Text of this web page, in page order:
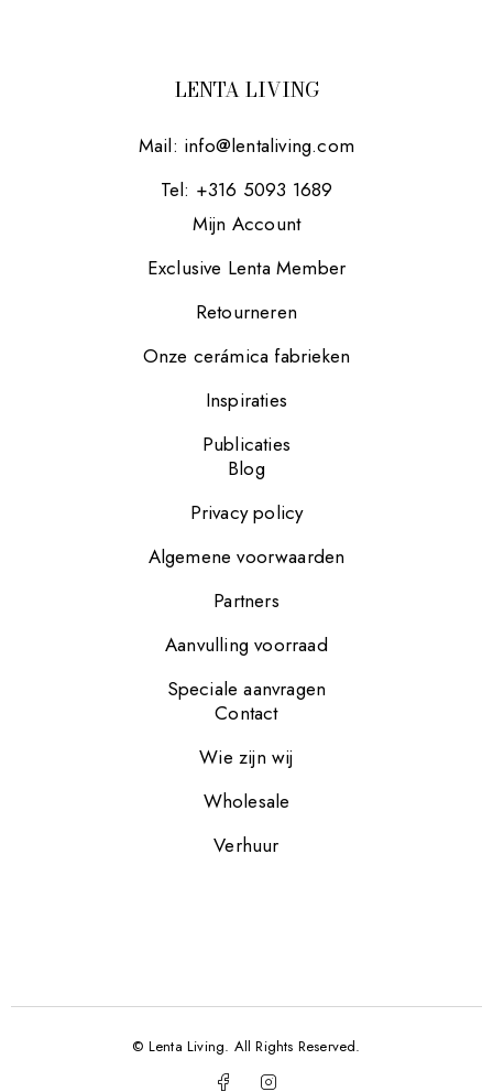
LENTA LIVING
Mail: info@lentaliving.com
Tel: +316 5093 1689
Mijn Account
Exclusive Lenta Member
Retourneren
Onze cerámica fabrieken
Inspiraties
Publicaties
Blog
Privacy policy
Algemene voorwaarden
Partners
Aanvulling voorraad
Speciale aanvragen
Contact
Wie zijn wij
Wholesale
Verhuur
© Lenta Living. All Rights Reserved.